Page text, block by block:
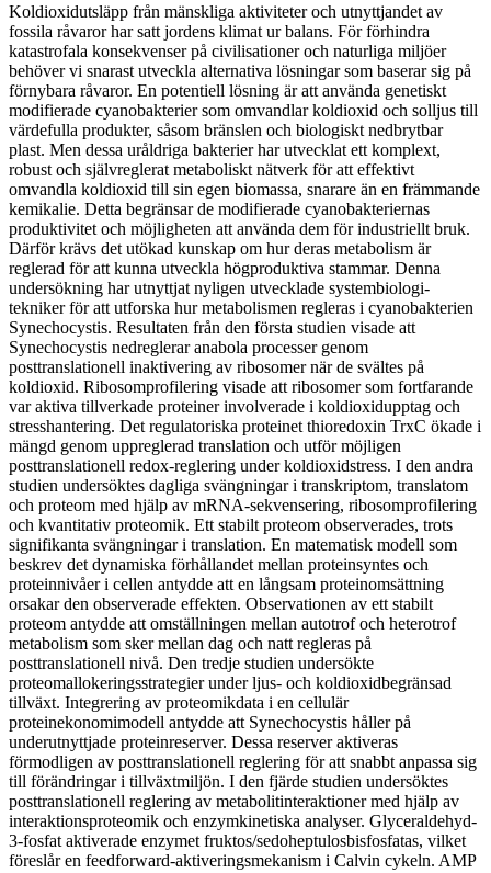
Koldioxidutsläpp från mänskliga aktiviteter och utnyttjandet av
fossila råvaror har satt jordens klimat ur balans. För förhindra
katastrofala konsekvenser på civilisationer och naturliga miljöer
behöver vi snarast utveckla alternativa lösningar som baserar sig på
förnybara råvaror. En potentiell lösning är att använda genetiskt
modifierade cyanobakterier som omvandlar koldioxid och solljus till
värdefulla produkter, såsom bränslen och biologiskt nedbrytbar
plast. Men dessa uråldriga bakterier har utvecklat ett komplext,
robust och självreglerat metaboliskt nätverk för att effektivt
omvandla koldioxid till sin egen biomassa, snarare än en främmande
kemikalie. Detta begränsar de modifierade cyanobakteriernas
produktivitet och möjligheten att använda dem för industriellt bruk.
Därför krävs det utökad kunskap om hur deras metabolism är
reglerad för att kunna utveckla högproduktiva stammar. Denna
undersökning har utnyttjat nyligen utvecklade systembiologi-
tekniker för att utforska hur metabolismen regleras i cyanobakterien
Synechocystis. Resultaten från den första studien visade att
Synechocystis nedreglerar anabola processer genom
posttranslationell inaktivering av ribosomer när de svältes på
koldioxid. Ribosomprofilering visade att ribosomer som fortfarande
var aktiva tillverkade proteiner involverade i koldioxidupptag och
stresshantering. Det regulatoriska proteinet thioredoxin TrxC ökade i
mängd genom uppreglerad translation och utför möjligen
posttranslationell redox-reglering under koldioxidstress. I den andra
studien undersöktes dagliga svängningar i transkriptom, translatom
och proteom med hjälp av mRNA-sekvensering, ribosomprofilering
och kvantitativ proteomik. Ett stabilt proteom observerades, trots
signifikanta svängningar i translation. En matematisk modell som
beskrev det dynamiska förhållandet mellan proteinsyntes och
proteinnivåer i cellen antydde att en långsam proteinomsättning
orsakar den observerade effekten. Observationen av ett stabilt
proteom antydde att omställningen mellan autotrof och heterotrof
metabolism som sker mellan dag och natt regleras på
posttranslationell nivå. Den tredje studien undersökte
proteomallokeringsstrategier under ljus- och koldioxidbegränsad
tillväxt. Integrering av proteomikdata i en cellulär
proteinekonomimodell antydde att Synechocystis håller på
underutnyttjade proteinreserver. Dessa reserver aktiveras
förmodligen av posttranslationell reglering för att snabbt anpassa sig
till förändringar i tillväxtmiljön. I den fjärde studien undersöktes
posttranslationell reglering av metabolitinteraktioner med hjälp av
interaktionsproteomik och enzymkinetiska analyser. Glyceraldehyd-
3-fosfat aktiverade enzymet fruktos/sedoheptulosbisfosfatas, vilket
föreslår en feedforward-aktiveringsmekanism i Calvin cykeln. AMP